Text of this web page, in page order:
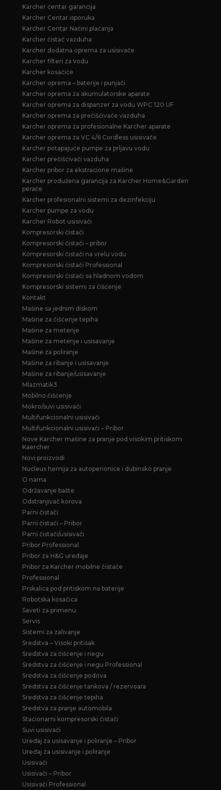
Karcher centar garancija
Karcher Centar isporuka
Karcher Centar Načini plaćanja
Karcher čistač vazduha
Karcher dodatna oprema za usisivače
Karcher filteri za vodu
Karcher kosačice
Karcher oprema – baterije i punjači
Karcher oprema za akumulatorske aparate
Karcher oprema za dispanzer za vodu WPC 120 UF
Karcher oprema za prečišćivače vazduha
Karcher oprema za profesionalne Karcher aparate
Karcher oprema za VC 4/6 Cordless usisivače
Karcher potapajuće pumpe za prljavu vodu
Karcher prečišćivači vazduha
Karcher pribor za ekstracione mašine
Karcher produžena garancija za Karcher Home&Garden
perače
Karcher profesionalni sistemi za dezinfekciju
Karcher pumpe za vodu
Karcher Robot usisivači
Kompresorski čistači
Kompresorski čistači – pribor
Kompresorski čistači na vrelu vodu
Kompresorski čistači Professional
Kompresorski čistači sa hladnom vodom
Kompresorski sistemi za čišćenje
Kontakt
Mašine sa jednim diskom
Mašine za čišćenje tepiha
Mašine za metenje
Mašine za metenje i usisavanje
Mašine za poliranje
Mašine za ribanje i usisavanje
Mašine za ribanje/usisavanje
Mlazmatik3
Mobilno čišćenje
Mokro/suvi usisivači
Multifunkcionalni usisivači
Multifunkcionalni usisivači – Pribor
Nove Karcher mašine za pranje pod visokim pritiskom
Kaercher
Novi proizvodi
Nucleus hemija za autoperionice i dubinsko pranje
O nama
Održavanje bašte
Odstranjivač korova
Parni čistači
Parni čistači – Pribor
Parni čistači/usisivači
Pribor Professional
Pribor za H&G uređaje
Pribor za Karcher mobilne čistače
Professional
Prskalica pod pritiskom na baterije
Robotska kosačica
Saveti za primenu
Servis
Sistemi za zalivanje
Sredstva – Visoki pritisak
Sredstva za čišćenje i negu
Sredstva za čišćenje i negu Professional
Sredstva za čišćenje podova
Sredstva za čišćenje tankova / rezervoara
Sredstva za čišćenje tepiha
Sredstva za pranje automobila
Stacionarni kompresorski čistači
Suvi usisivači
Uređaj za usisavanje i poliranje – Pribor
Uređaj za usisivanje i poliranje
Usisivači
Usisivači – Pribor
Usisivači Professional